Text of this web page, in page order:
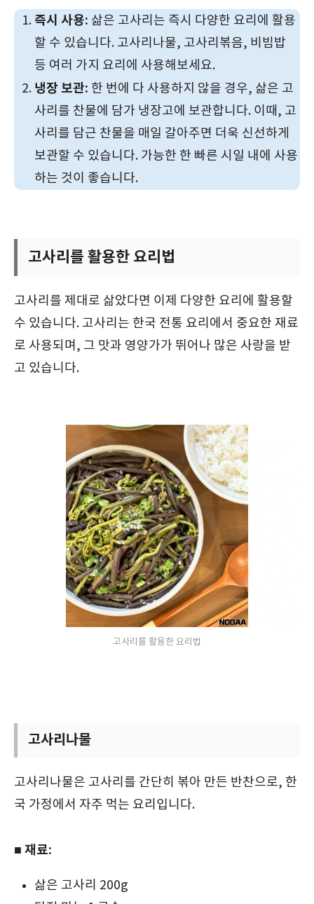
즉시 사용: 삶은 고사리는 즉시 다양한 요리에 활용
할 수 있습니다. 고사리나물, 고사리볶음, 비빔밥
등 여러 가지 요리에 사용해보세요.
냉장 보관: 한 번에 다 사용하지 않을 경우, 삶은 고
사리를 찬물에 담가 냉장고에 보관합니다. 이때, 고
사리를 담근 찬물을 매일 갈아주면 더욱 신선하게
보관할 수 있습니다. 가능한 한 빠른 시일 내에 사용
하는 것이 좋습니다.
고사리를 활용한 요리법
고사리를 제대로 삶았다면 이제 다양한 요리에 활용할
수 있습니다. 고사리는 한국 전통 요리에서 중요한 재료
로 사용되며, 그 맛과 영양가가 뛰어나 많은 사랑을 받
고 있습니다.
고사리를 활용한 요리법
고사리나물
고사리나물은 고사리를 간단히 볶아 만든 반찬으로, 한
국 가정에서 자주 먹는 요리입니다.
■ 재료:
삶은 고사리 200g